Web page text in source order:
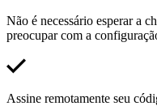
Não é necessário esperar a
preocupar com a
Assine remotamente seu